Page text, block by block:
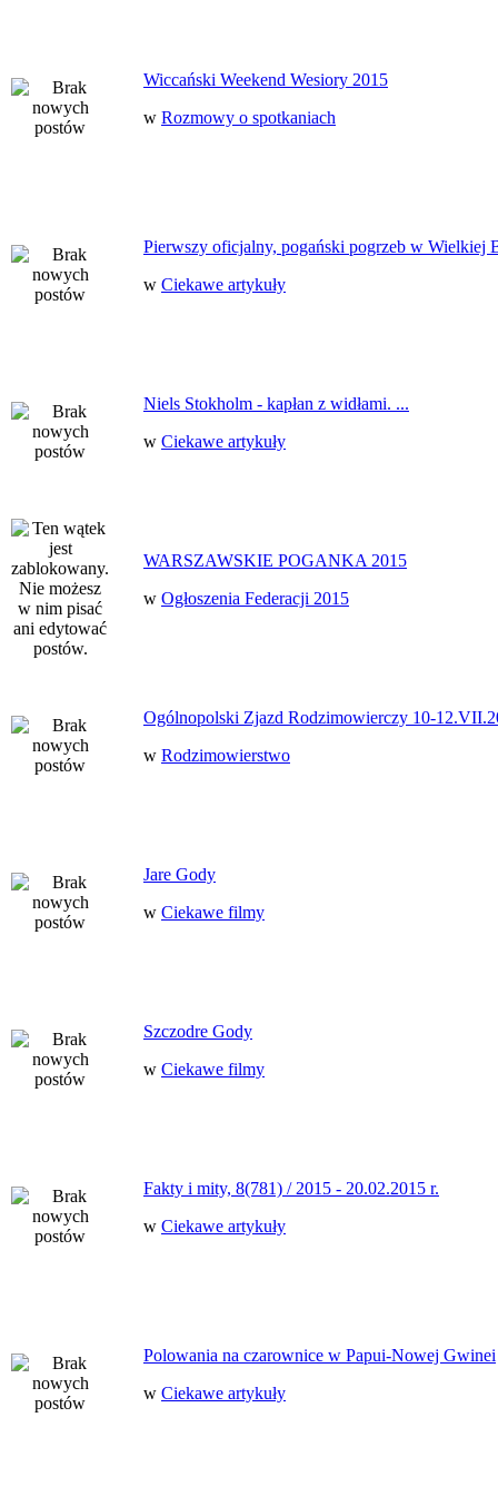
Wiccański Weekend Wesiory 2015
w Rozmowy o spotkaniach
Pierwszy oficjalny, pogański pogrzeb w Wielkiej
w Ciekawe artykuły
Niels Stokholm - kapłan z widłami. ...
w Ciekawe artykuły
WARSZAWSKIE POGANKA 2015
w Ogłoszenia Federacji 2015
Ogólnopolski Zjazd Rodzimowierczy 10-
w Rodzimowierstwo
Jare Gody
w Ciekawe filmy
Szczodre Gody
w Ciekawe filmy
Fakty i mity, 8(781) / 2015 - 20.02.2015 r.
w Ciekawe artykuły
Polowania na czarownice w Papui-Nowej Gwinei
w Ciekawe artykuły